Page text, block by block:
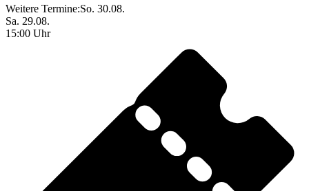
Weitere Termine:So. 30.08.
Sa. 29.08.
15:00 Uhr